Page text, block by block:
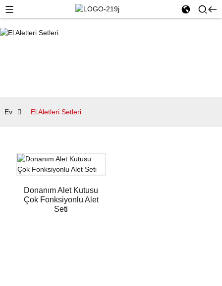
Ev El Aletleri Setleri
Donanım Alet Kutusu
Çok Fonksiyonlu Alet
Seti